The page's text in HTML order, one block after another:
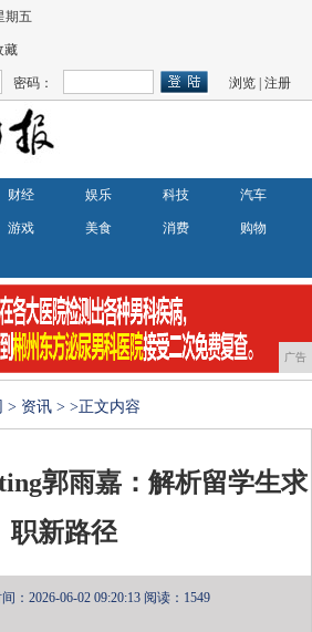
期五
藏
密码： 浏览 |注册
财经 娱乐 科技 汽车
游戏 美食 消费 购物
广告
> 资讯 > >正文内容
郭雨嘉：解析留学生求
职新路径
：2026-06-02 09:20:13 阅读：1549